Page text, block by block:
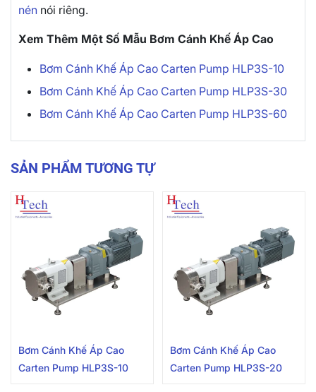
nén nói riêng.
Xem Thêm Một Số Mẫu Bơm Cánh Khế Áp Cao
Bơm Cánh Khế Áp Cao Carten Pump HLP3S-10
Bơm Cánh Khế Áp Cao Carten Pump HLP3S-30
Bơm Cánh Khế Áp Cao Carten Pump HLP3S-60
SẢN PHẨM TƯƠNG TỰ
Bơm Cánh Khế Áp Cao
Carten Pump HLP3S-10
Bơm Cánh Khế Áp Cao
Carten Pump HLP3S-20